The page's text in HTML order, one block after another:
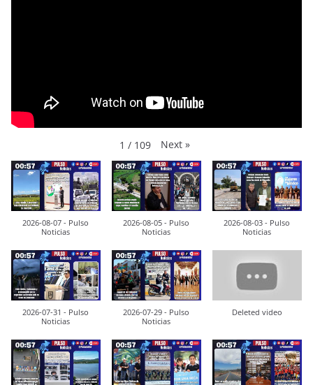
1 / 109 Next »
2026-08-07 - Pulso
Noticias
2026-08-05 - Pulso
Noticias
2026-08-03 - Pulso
Noticias
2026-07-31 - Pulso
Noticias
2026-07-29 - Pulso
Noticias
Deleted video